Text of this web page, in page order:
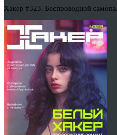
Хакер #323. Беспроводной